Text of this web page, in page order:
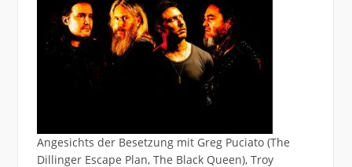
Angesichts der Besetzung mit Greg Puciato (The
Dillinger Escape Plan, The Black Queen), Troy